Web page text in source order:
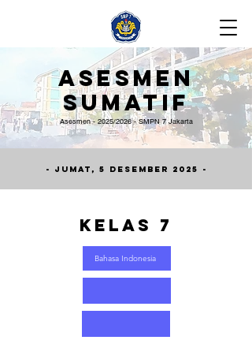
Asesmen
Sumatif
Asesmen - 2025/2026 - SMPN 7 Jakarta
- Jumat, 5 Desember 2025 -
Kelas 7
Bahasa Indonesia